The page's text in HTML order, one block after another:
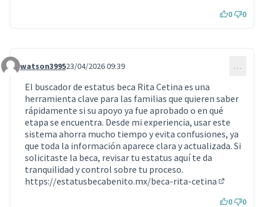
0 0
Commentaire 2269
watson399523/04/2026 09:39 …
El buscador de estatus beca Rita Cetina es una
herramienta clave para las familias que quieren saber
rápidamente si su apoyo ya fue aprobado o en qué
etapa se encuentra. Desde mi experiencia, usar este
sistema ahorra mucho tiempo y evita confusiones, ya
que toda la información aparece clara y actualizada. Si
solicitaste la beca, revisar tu estatus aquí te da
tranquilidad y control sobre tu proceso.
https://estatusbecabenito.mx/beca-rita-cetina
0 0